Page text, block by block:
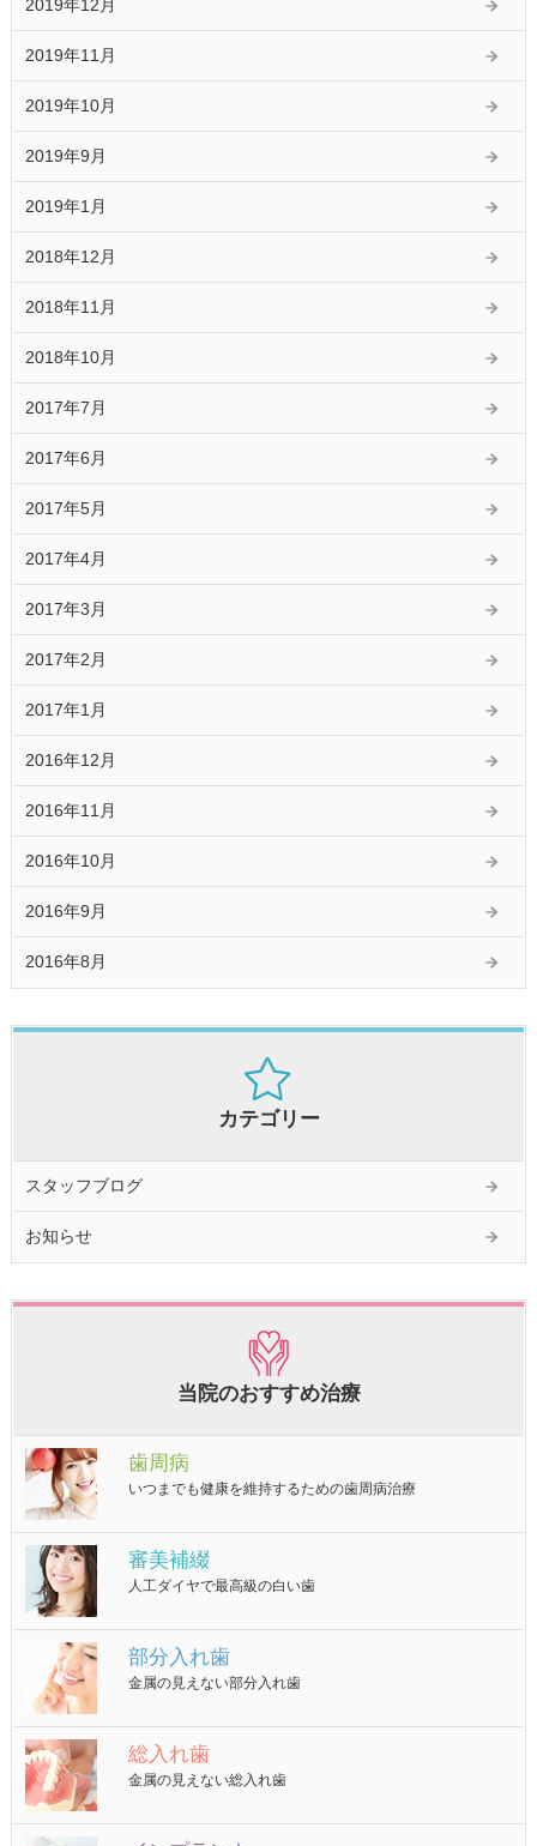
2019年12月
2019年11月
2019年10月
2019年9月
2019年1月
2018年12月
2018年11月
2018年10月
2017年7月
2017年6月
2017年5月
2017年4月
2017年3月
2017年2月
2017年1月
2016年12月
2016年11月
2016年10月
2016年9月
2016年8月
カテゴリー
スタッフブログ
お知らせ
当院のおすすめ治療
歯周病
いつまでも健康を維持するための歯周病治療
審美補綴
人工ダイヤで最高級の白い歯
部分入れ歯
金属の見えない部分入れ歯
総入れ歯
金属の見えない総入れ歯